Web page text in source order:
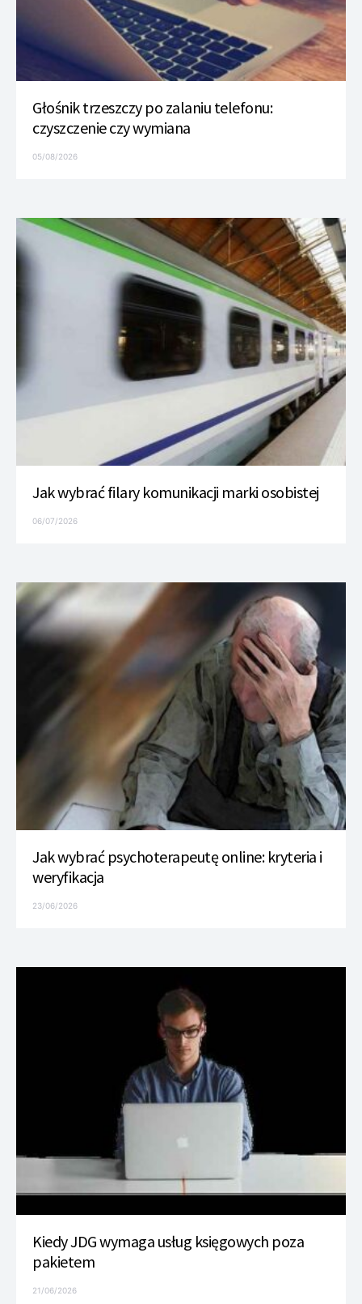
Głośnik trzeszczy po zalaniu telefonu:
czyszczenie czy wymiana
05/08/2026
Jak wybrać filary komunikacji marki osobistej
06/07/2026
Jak wybrać psychoterapeutę online: kryteria i
weryfikacja
23/06/2026
Kiedy JDG wymaga usług księgowych poza
pakietem
21/06/2026